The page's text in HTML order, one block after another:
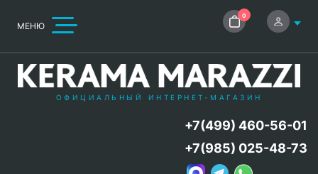
МЕНЮ
0
ОФИЦИАЛЬНЫЙ ИНТЕРНЕТ-МАГАЗИН
+7(499) 460-56-01
+7(985) 025-48-73